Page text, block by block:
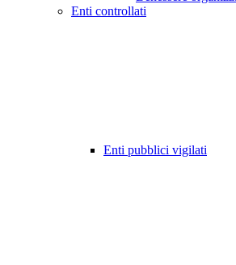
Enti controllati
Enti pubblici vigilati